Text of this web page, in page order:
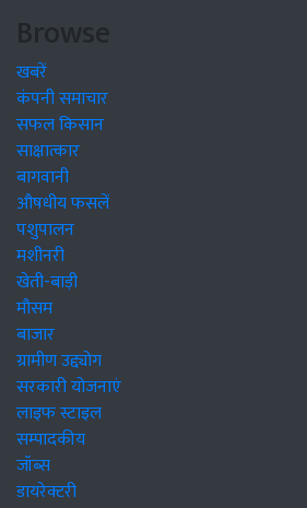
Browse
खबरें
कंपनी समाचार
सफल किसान
साक्षात्कार
बागवानी
औषधीय फसलें
पशुपालन
मशीनरी
खेती-बाड़ी
मौसम
बाजार
ग्रामीण उद्द्योग
सरकारी योजनाएं
लाइफ स्टाइल
सम्पादकीय
जॉब्स
डायरेक्टरी